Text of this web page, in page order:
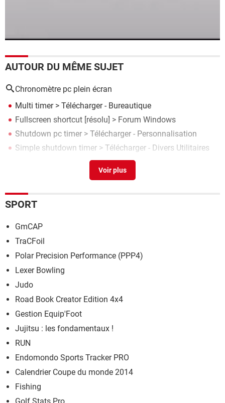
AUTOUR DU MÊME SUJET
Chronomètre pc plein écran
Multi timer> Télécharger - Bureautique
Fullscreen shortcut [résolu] > Forum Windows
Shutdown pc timer > Télécharger - Personnalisation
Simple shutdown timer > Télécharger - Divers Utilitaires
> Télécharger - Divers Utilitaires
SPORT
GmCAP
TraCFoil
Polar Precision Performance (PPP4)
Lexer Bowling
Judo
Road Book Creator Edition 4x4
Gestion Equip'Foot
Jujitsu : les fondamentaux !
RUN
Endomondo Sports Tracker PRO
Calendrier Coupe du monde 2014
Fishing